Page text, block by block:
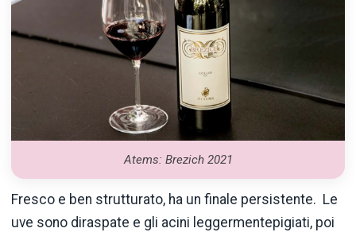
Atems: Brezich 2021
Fresco e ben strutturato, ha un finale persistente. Le
uve sono diraspate e gli acini leggermentepigiati, poi